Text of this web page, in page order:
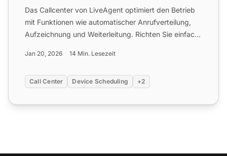
Das Callcenter von LiveAgent optimiert den Betrieb
mit Funktionen wie automatischer Anrufverteilung,
Aufzeichnung und Weiterleitung. Richten Sie einfach
Jan 20, 2026 14 Min. Lesezeit
Call Center Device Scheduling +2